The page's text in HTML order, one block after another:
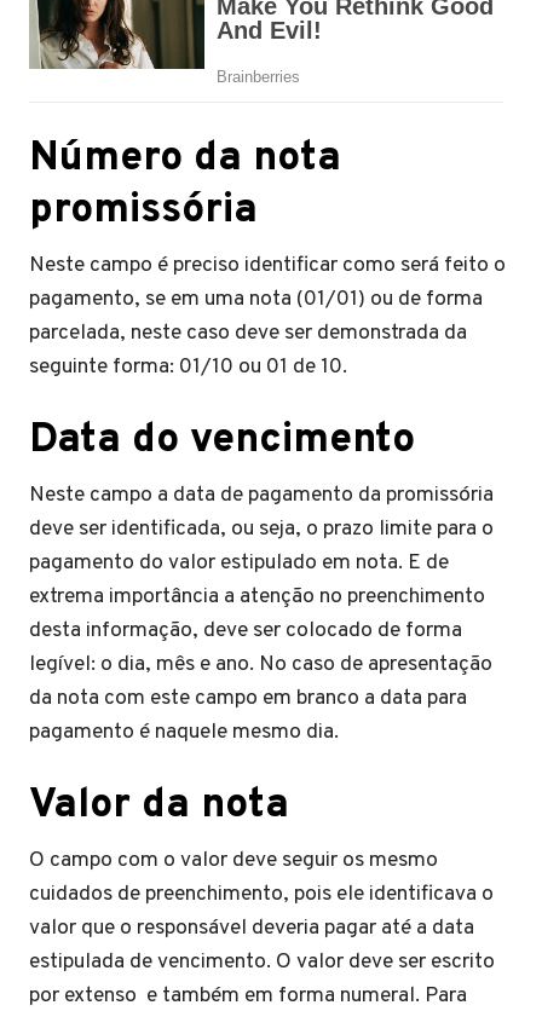
Número da nota
promissória
Neste campo é preciso identificar como será feito o
pagamento, se em uma nota (01/01) ou de forma
parcelada, neste caso deve ser demonstrada da
seguinte forma: 01/10 ou 01 de 10.
Data do vencimento
Neste campo a data de pagamento da promissória
deve ser identificada, ou seja, o prazo limite para o
pagamento do valor estipulado em nota. E de
extrema importância a atenção no preenchimento
desta informação, deve ser colocado de forma
legível: o dia, mês e ano. No caso de apresentação
da nota com este campo em branco a data para
pagamento é naquele mesmo dia.
Valor da nota
O campo com o valor deve seguir os mesmo
cuidados de preenchimento, pois ele identificava o
valor que o responsável deveria pagar até a data
estipulada de vencimento. O valor deve ser escrito
por extenso e também em forma numeral. Para